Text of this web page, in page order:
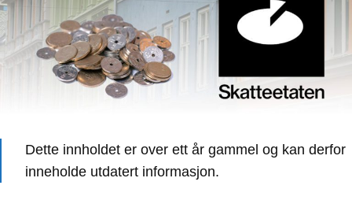
Dette innholdet er over ett år gammel og kan derfor
inneholde utdatert informasjon.